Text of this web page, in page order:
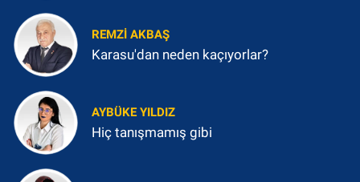
REMZI AKBAŞ
Karasu'dan neden kaçıyorlar?
AYBÜKE YILDIZ
Hiç tanışmamış gibi